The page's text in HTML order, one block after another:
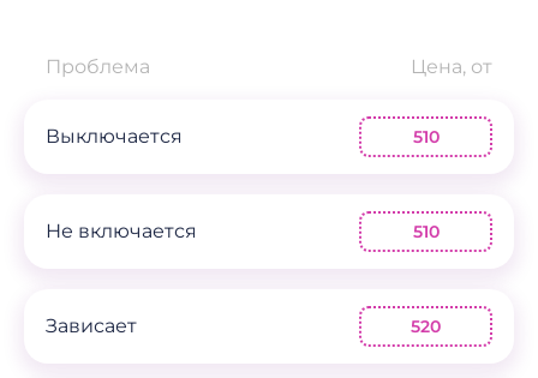
Проблема Цена, от
Выключается 510
Не включается 510
Зависает 520